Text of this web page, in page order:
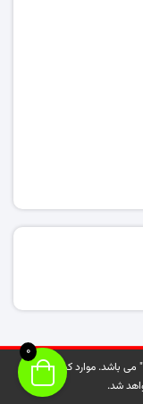
" می باشد. موارد کپی شده از
شد.
0